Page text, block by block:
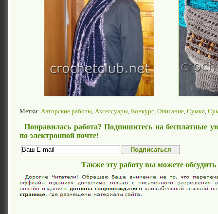
Метки: Авторские работы Аксессуары Конкурс Описание Сумки
Понравилась работа? Подпишитесь на бесплатные
по электронной почте!
Также эту работу вы можете